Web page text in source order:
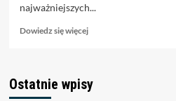
najważniejszych...
Dowiedz się więcejDowiedz
Narożniki
rattanowe
Ostatnie wpisy